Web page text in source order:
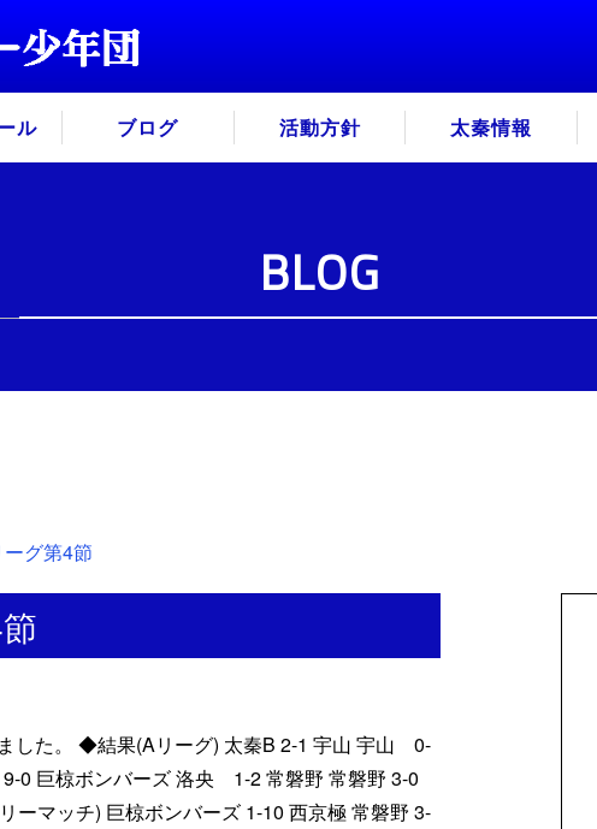
ル ブログ 活動方針 太秦情報
BLOG
グ第4節
した。 ◆結果(Aリーグ) 太秦B 2-1 宇山 宇山 0-
0 巨椋ボンバーズ 洛央 1-2 常磐野 常磐野 3-0
ーマッチ) 巨椋ボンバーズ 1-10 西京極 常磐野 3-